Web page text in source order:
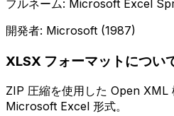
フルネーム: Microsoft Excel
開発者: Microsoft (1987)
XLSX フォーマットについ
ZIP 圧縮を使用した Open XML
Microsoft Excel 形式。